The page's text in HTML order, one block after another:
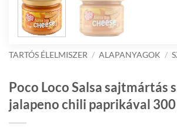
TARTÓS ÉLELMISZER / ALAPANYAGOK /
Poco Loco Salsa sajtmártás
jalapeno chili paprikával 300